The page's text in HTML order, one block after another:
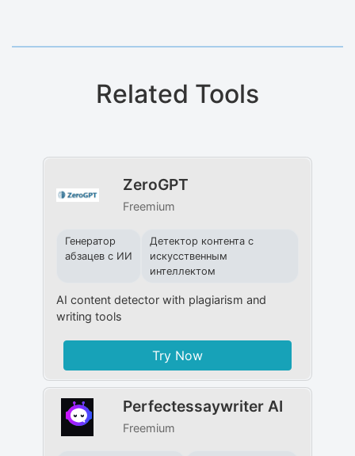
Related Tools
ZeroGPT
Freemium
Генератор
абзацев с ИИ
Детектор контента с
искусственным
интеллектом
AI content detector with plagiarism and
writing tools
Try Now
Perfectessaywriter AI
Freemium